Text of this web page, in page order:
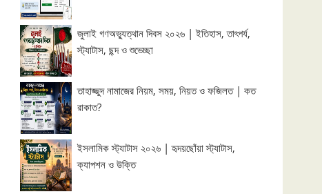
জুলাই গণঅভ্যুত্থান দিবস ২০২৬ | ইতিহাস, তাৎপর্য,
স্ট্যাটাস, ছন্দ ও শুভেচ্ছা
তাহাজ্জুদ নামাজের নিয়ম, সময়, নিয়ত ও ফজিলত | কত
রাকাত?
ইসলামিক স্ট্যাটাস ২০২৬ | হৃদয়ছোঁয়া স্ট্যাটাস,
ক্যাপশন ও উক্তি